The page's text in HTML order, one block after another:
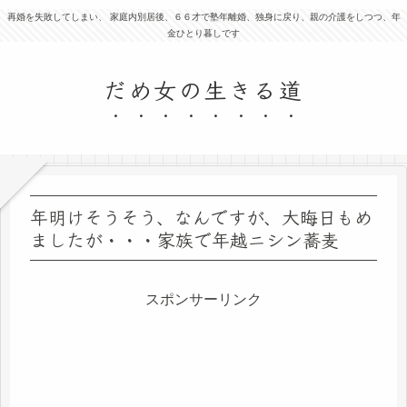
再婚を失敗してしまい、 家庭内別居後、６６才で塾年離婚、独身に戻り、親の介護をしつつ、年
金ひとり暮しです
だめ女の生きる道
年明けそうそう、なんですが、大晦日もめ
ましたが・・・家族で年越ニシン蕎麦
スポンサーリンク